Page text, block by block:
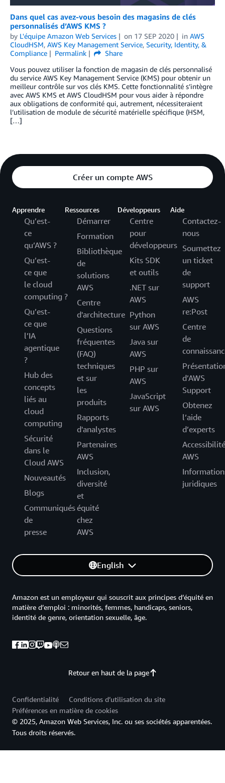
Dans quel cas avez-vous besoin des magasins de clés
personnalisés d’AWS KMS ?
by L'équipe Amazon Web Services on 17 SEP 2020 in AWS
CloudHSM, AWS Key Management Service, Security, Identity, &
Compliance
Permalink
Share
Vous pouvez utiliser la fonction de magasin de clés personnalisé
du service AWS Key Management Service (KMS) pour obtenir un
meilleur contrôle sur vos clés KMS. Cette fonctionnalité s’intègre
avec AWS KMS et AWS CloudHSM pour vous aider à répondre
aux obligations de conformité qui, autrement, nécessiteraient
l’utilisation de module de sécurité matérielle spécifique (HSM,
[…]
Créer un compte AWS
Apprendre
Qu’est-
ce
qu’AWS ?
Qu’est-
ce que
le cloud
computing ?
Qu’est-
ce que
l’IA
agentique
?
Hub des
concepts
liés au
cloud
computing
Sécurité
dans le
Cloud AWS
Nouveautés
Blogs
Communiqués
de
presse
Ressources
Démarrer
Formation
Bibliothèque
de
solutions
AWS
Centre
d'architecture
Questions
fréquentes
(FAQ)
techniques
et sur
les
produits
Rapports
d'analystes
Partenaires
AWS
Inclusion,
diversité
et
équité
chez
AWS
Développeurs
Centre
pour
développeurs
Kits SDK
et outils
.NET sur
AWS
Python
sur AWS
Java sur
AWS
PHP sur
AWS
JavaScript
sur AWS
Aide
Contactez-
nous
Soumettez
un ticket
de
support
AWS
re:Post
Centre
de
d’AWS
Support
Obtenez
l’aide
d’experts
Accessibilité
AWS
juridiques
English
Retour en haut de la page
Amazon est un employeur qui souscrit aux principes d’équité en
matière d’emploi : minorités, femmes, handicaps, seniors,
identité de genre, orientation sexuelle, âge.
Confidentialité
Conditions d’utilisation du site
Préférences en matière de cookies
© 2025, Amazon Web Services, Inc. ou ses sociétés apparentées.
Tous droits réservés.